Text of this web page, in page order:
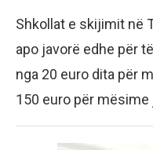
Shkollat e skijimit në
apo javorë edhe për
nga 20 euro dita për
150 euro për mësime